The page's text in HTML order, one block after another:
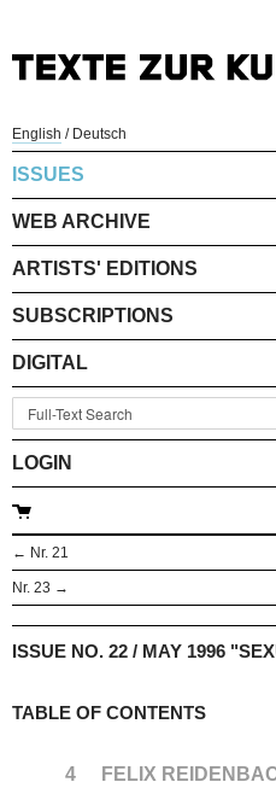
English / Deutsch
ISSUES
WEB ARCHIVE
ARTISTS' EDITIONS
SUBSCRIPTIONS
DIGITAL
LOGIN
← Nr. 21
Nr. 23 →
ISSUE NO. 22 / MAY 1996
TABLE OF CONTENTS
4
FELIX